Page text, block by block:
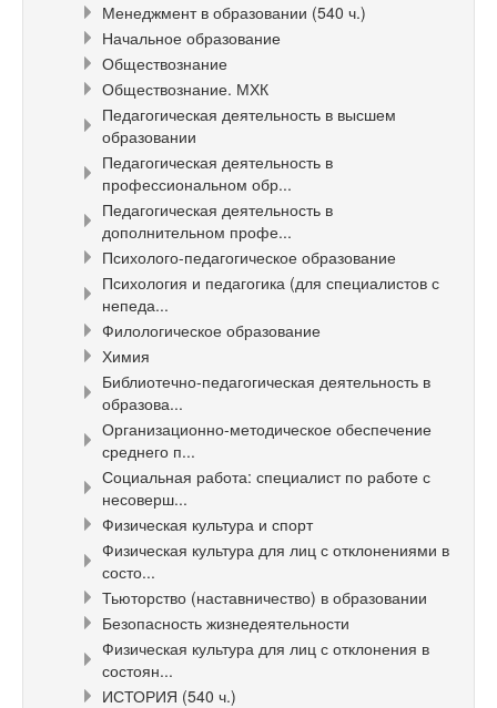
Менеджмент в образовании (540 ч.)
Начальное образование
Обществознание
Обществознание. МХК
Педагогическая деятельность в высшем
образовании
Педагогическая деятельность в
профессиональном обр...
Педагогическая деятельность в
дополнительном профе...
Психолого-педагогическое образование
Психология и педагогика (для специалистов с
непеда...
Филологическое образование
Химия
Библиотечно-педагогическая деятельность в
образова...
Организационно-методическое обеспечение
среднего п...
Социальная работа: специалист по работе с
несоверш...
Физическая культура и спорт
Физическая культура для лиц с отклонениями в
состо...
Тьюторство (наставничество) в образовании
Безопасность жизнедеятельности
Физическая культура для лиц с отклонения в
состоян...
ИСТОРИЯ (540 ч.)